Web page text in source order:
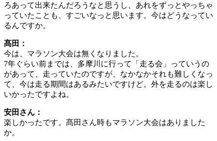
ろあって出来たんだろうなと思うし、あれをずっとやっちゃ
っていたことも、すごいなっと思います。今はどうなってい
るんですか。
髙田：
今は、マラソン大会は無くなりました。
7年ぐらい前までは、多摩川に行って「走る会」っていうの
があって、走っていたのですが、なかなかそれも難しくなっ
て、今は走る期間はあるみたいですけど。外を走るのは楽し
いかったですよね。
安田さん：
楽しかったです。髙田さん時もマラソン大会はありました
か。